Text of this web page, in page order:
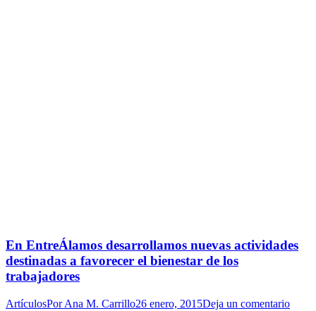
En EntreÁlamos desarrollamos nuevas actividades
destinadas a favorecer el bienestar de los
trabajadores
ArtículosPorAna M. Carrillo26 enero, 2015Deja un comentario